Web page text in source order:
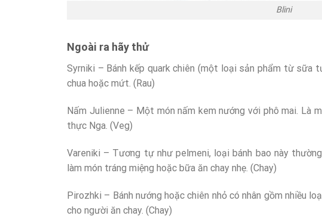
Blini
Ngoài ra hãy thử
Syrniki – Bánh kếp quark chiên (một loại sản phẩm từ sữa
chua hoặc mứt. (Rau)
Nấm Julienne – Một món nấm kem nướng với phô mai. Là
thực Nga. (Veg)
Vareniki – Tương tự như pelmeni, loại bánh bao này
làm món tráng miệng hoặc bữa ăn chay nhẹ. (Chay)
Pirozhki – Bánh nướng hoặc chiên nhỏ có nhân gồm nhiều
cho người ăn chay. (Chay)